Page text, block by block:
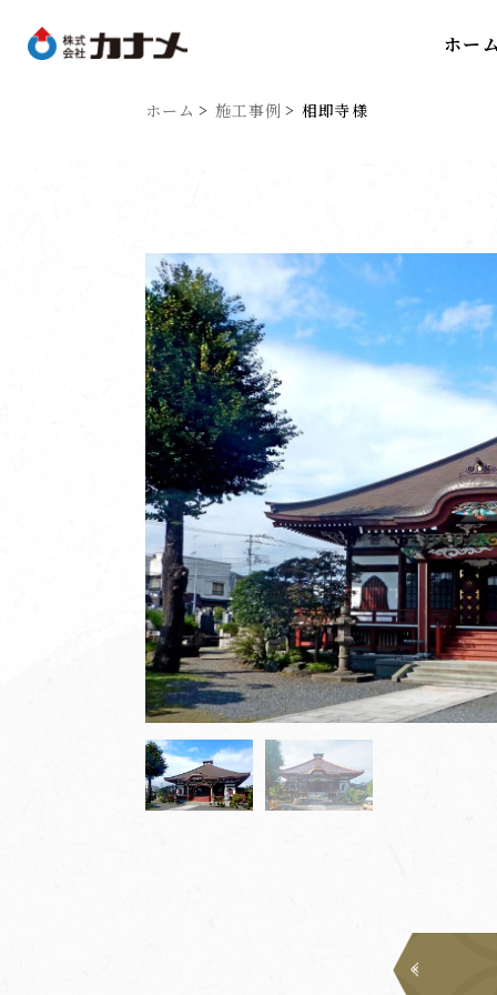
ホー
ホーム 施工事例 相即寺様